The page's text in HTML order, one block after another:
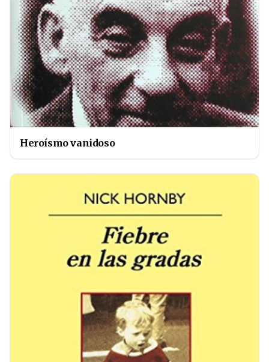
Heroísmo vanidoso